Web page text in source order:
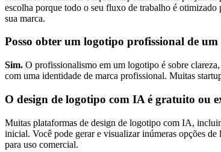
escolha porque todo o seu fluxo de trabalho é otimizado
sua marca.
Posso obter um logotipo profissional de
Sim. O profissionalismo em um logotipo é sobre
com uma identidade de marca profissional. Muitas
O design de logotipo com IA é gratuito ou
Muitas plataformas de design de logotipo com IA,
inicial. Você pode gerar e visualizar inúmeras opções
para uso comercial.